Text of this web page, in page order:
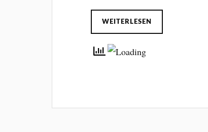
WEITERLESEN